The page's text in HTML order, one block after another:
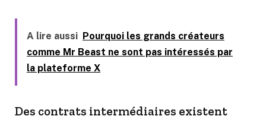
A lire aussi Pourquoi les grands créateurs
comme Mr Beast ne sont pas intéressés par
la plateforme X
Des contrats intermédiaires existent